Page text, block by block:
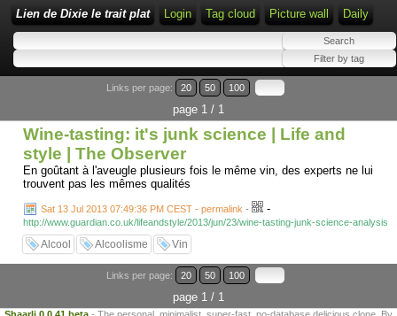
Lien de Dixie le trait plat Login Tag cloud Picture wall Daily
Links per page: 20 50 100
page 1 / 1
Wine-tasting: it's junk science | Life and
style | The Observer
En goûtant à l'aveugle plusieurs fois le même vin, des experts ne lui
trouvent pas les mêmes qualités
Sat 13 Jul 2013 07:49:36 PM CEST - permalink - -
http://www.guardian.co.uk/lifeandstyle/2013/jun/23/wine-tasting-junk-science-analysis
Alcool Alcoolisme Vin
Links per page: 20 50 100
page 1 / 1